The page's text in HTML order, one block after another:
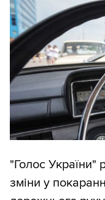
"Голос України"
зміни у